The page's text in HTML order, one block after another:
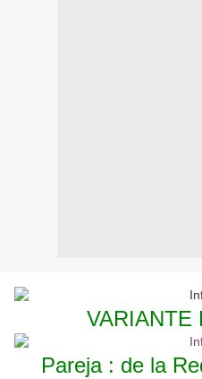
VARIANTE
Pareja : de la